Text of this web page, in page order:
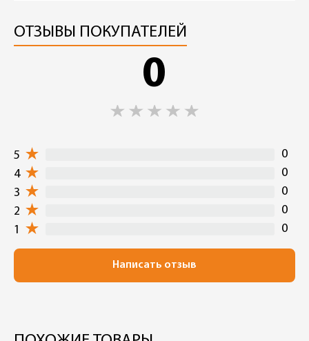
ОТЗЫВЫ ПОКУПАТЕЛЕЙ
0
5
0
4
0
3
0
2
0
1
0
Написать отзыв